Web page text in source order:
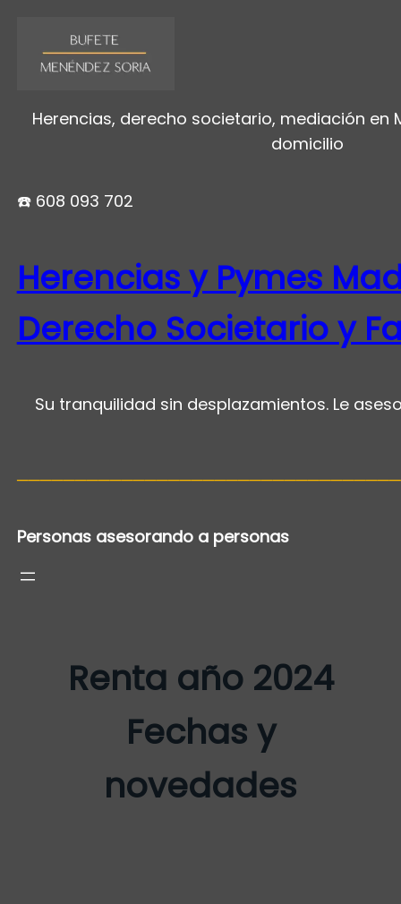
Herencias, derecho societario, mediación en
domicilio
☎️ 608 093 702
Herencias y Pymes
Derecho Societario y
Su tranquilidad sin desplazamientos. Le
Personas asesorando a personas
Renta año 2024
Fechas y
novedades